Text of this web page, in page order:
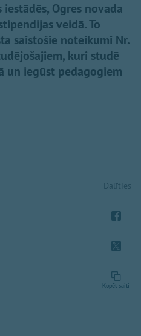
Ogres novada
veidā. To
saistošie noteikumi Nr.
kuri studē
un iegūst pedagogiem
Dalīties
Kopēt saiti